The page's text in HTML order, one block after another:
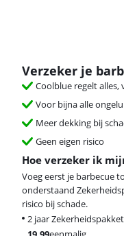
Verzeker je
Coolblue regelt
Voor bijna alle
Meer dekking bij
Geen eigen risico
Hoe verzeker ik
Voeg eerst je barbecue
onderstaand
risico bij schade.
2 jaar Zekerheidspakket